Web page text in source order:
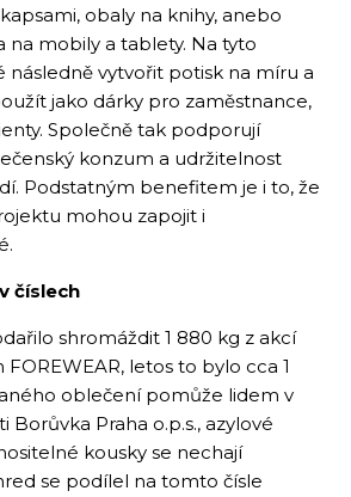
obaly na knihy, anebo
na mobily a tablety. Na tyto
následně vytvořit potisk na míru a
jako dárky pro zaměstnance,
Společně tak podporují
konzum a udržitelnost
Podstatným benefitem je i to, že
mohou zapojit i
číslech
shromáždit 1 880 kg z akcí
letos to bylo cca 1
oblečení pomůže lidem v
Borůvka Praha o.p.s., azylové
kousky se nechají
se podílel na tomto čísle